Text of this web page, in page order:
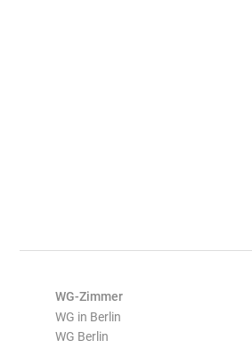
WG-Zimmer
WG in Berlin
WG Berlin